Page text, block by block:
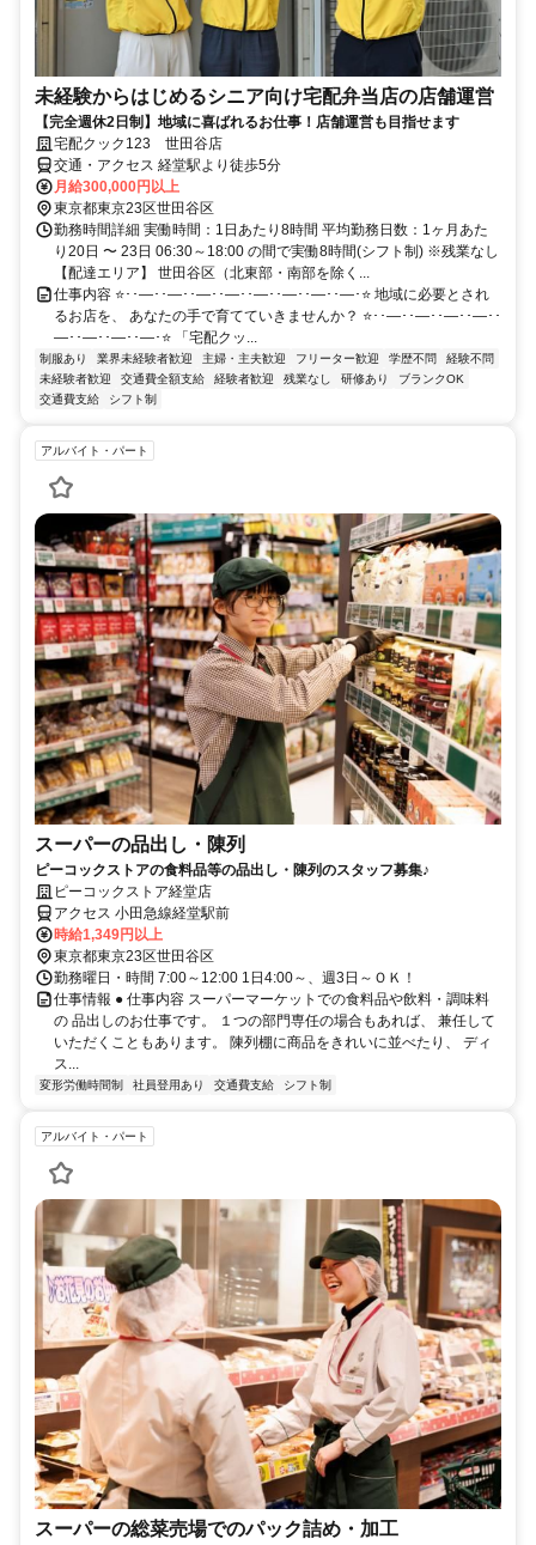
未経験からはじめるシニア向け宅配弁当店の店舗運営
【完全週休2日制】地域に喜ばれるお仕事！店舗運営も目指せます
宅配クック123 世田谷店
交通・アクセス 経堂駅より徒歩5分
月給300,000円以上
東京都東京23区世田谷区
勤務時間詳細 実働時間：1日あたり8時間 平均勤務日数：1ヶ月あた
り20日 〜 23日 06:30～18:00 の間で実働8時間(シフト制) ※残業なし
【配達エリア】 世田谷区（北東部・南部を除く...
仕事内容 ⭐･･―･･―･･―･･―･･―･･―･･―･･―･⭐ 地域に必要とされ
るお店を、 あなたの手で育てていきませんか？ ⭐･･―･･―･･―･･―･･
―･･―･･―･･―･⭐ 「宅配クッ...
制服あり 業界未経験者歓迎 主婦・主夫歓迎 フリーター歓迎 学歴不問
経験不問
未経験者歓迎
交通費全額支給 経験者歓迎 残業なし 研修あり
ブランクOK
交通費支給
シフト制
アルバイト・パート
スーパーの品出し・陳列
ピーコックストアの食料品等の品出し・陳列のスタッフ募集♪
ピーコックストア経堂店
アクセス 小田急線経堂駅前
時給1,349円以上
東京都東京23区世田谷区
勤務曜日・時間 7:00～12:00 1日4:00～、週3日～ＯＫ！
仕事情報 ● 仕事内容 スーパーマーケットでの食料品や飲料・調味料
の 品出しのお仕事です。 １つの部門専任の場合もあれば、 兼任して
いただくこともあります。 陳列棚に商品をきれいに並べたり、 ディ
ス...
変形労働時間制 社員登用あり 交通費支給 シフト制
アルバイト・パート
スーパーの総菜売場でのパック詰め・加工